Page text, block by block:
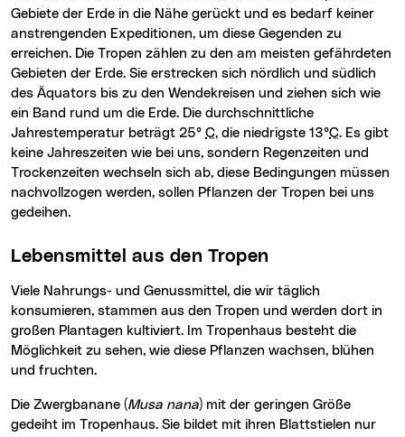
Gebiete der Erde in die Nähe gerückt und es bedarf keiner
anstrengenden Expeditionen, um diese Gegenden zu
erreichen. Die Tropen zählen zu den am meisten gefährdeten
Gebieten der Erde. Sie erstrecken sich nördlich und südlich
des Äquators bis zu den Wendekreisen und ziehen sich wie
ein Band rund um die Erde. Die durchschnittliche
Jahrestemperatur beträgt 25° C, die niedrigste 13°C. Es gibt
keine Jahreszeiten wie bei uns, sondern Regenzeiten und
Trockenzeiten wechseln sich ab, diese Bedingungen müssen
nachvollzogen werden, sollen Pflanzen der Tropen bei uns
gedeihen.
Lebensmittel aus den Tropen
Viele Nahrungs- und Genussmittel, die wir täglich
konsumieren, stammen aus den Tropen und werden dort in
großen Plantagen kultiviert. Im Tropenhaus besteht die
Möglichkeit zu sehen, wie diese Pflanzen wachsen, blühen
und fruchten.
Die Zwergbanane (Musa nana) mit der geringen Größe
gedeiht im Tropenhaus. Sie bildet mit ihren Blattstielen nur